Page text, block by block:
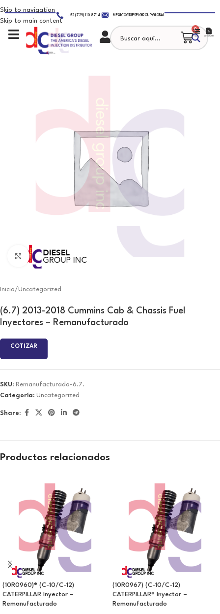
Skip to navigation
Skip to main content
+52 (729) 110 8714 MEXICO@DIESELGROUP.GLOBAL
0
Click to enlarge
Inicio/Uncategorized
(6.7) 2013-2018 Cummins Cab & Chassis Fuel
Inyectores – Remanufacturado
COTIZAR
SKU: Remanufacturado-6.7.
Categoría: Uncategorized
Share:
Productos relacionados
(10R0960)® (C-10/C-12)
CATERPILLAR Inyector –
Remanufacturado
(10R0967) (C-10/C-12)
CATERPILLAR® Inyector –
Remanufacturado